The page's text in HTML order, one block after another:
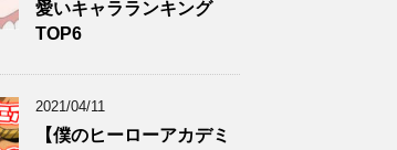
愛いキャラランキング
TOP6
2021/04/11
【僕のヒーローアカデミ